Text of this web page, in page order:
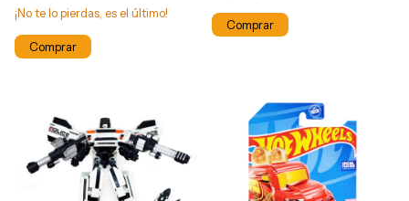
¡No te lo pierdas, es el último!
Comprar
Comprar